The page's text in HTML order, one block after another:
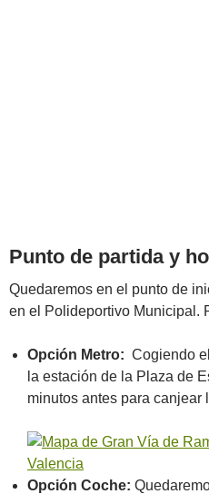
Punto de partida y
Quedaremos en el punto de
en el Polideportivo Municipal.
Opción Metro: Cogiendo
la estación de la Plaza de
minutos antes para canjear
Opción Coche: